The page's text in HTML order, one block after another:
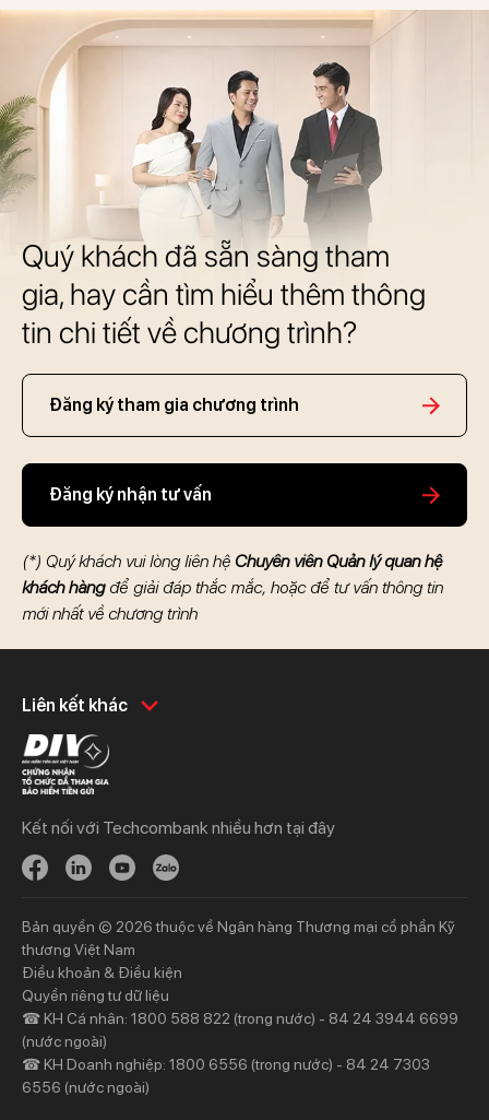
Quý khách đã sẵn sàng tham
gia, hay cần tìm hiểu thêm thông
tin chi tiết về chương trình?
Đăng ký tham gia chương trình
Đăng ký nhận tư vấn
(*) Quý khách vui lòng liên hệ Chuyên viên Quản lý quan hệ
khách hàng để giải đáp thắc mắc, hoặc để tư vấn thông tin
mới nhất về chương trình
Liên kết khác
Khách hàng cá nhân
Chi tiêu
Tiết kiệm
Vay
Đầu tư
Bảo hiểm
Thông tin mới
Thương mại
Thông tin mới
Khách hàng ưu tiên
Dịch vụ khách hàng ưu tiên
Đặc quyền vượt trội
Thông tin tài chính
Đại hội đồng cổ đông
Kết nối với Techcombank nhiều hơn tại đây
Bản quyền © 2026 thuộc về Ngân hàng Thương mại cổ phần Kỹ
thương Việt Nam
Điều khoản & Điều kiện
Quyền riêng tư dữ liệu
☎ KH Cá nhân: 1800 588 822 (trong nước) - 84 24 3944 6699
(nước ngoài)
☎ KH Doanh nghiệp: 1800 6556 (trong nước) - 84 24 7303
6556 (nước ngoài)